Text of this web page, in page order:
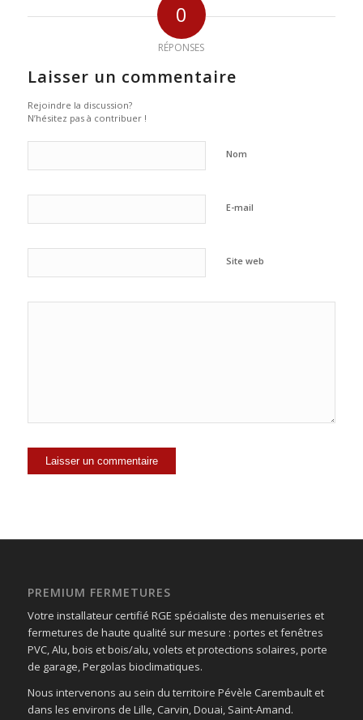
0
RÉPONSES
Laisser un commentaire
Rejoindre la discussion?
N’hésitez pas à contribuer !
Nom
E-mail
Site web
PREMIUM FERMETURES
Votre installateur certifié RGE spécialiste des menuiseries et
fermetures de haute qualité sur mesure : portes et fenêtres
PVC, Alu, bois et bois/alu, volets et protections solaires, porte
de garage, Pergolas bioclimatiques.
Nous intervenons au sein du territoire Pévèle Carembault et
dans les environs de Lille, Carvin, Douai, Saint-Amand.